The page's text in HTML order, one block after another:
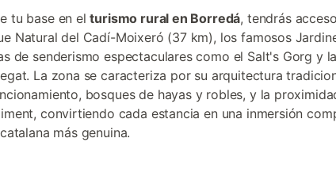
tu base en elturismo rural en Borredá, tendrás
Natural del Cadí-Moixeró (37 km), los famosos
de senderismo espectaculares como el Salt's Gorg y
La zona se caracteriza por su arquitectura
bosques de hayas y robles, y la
convirtiendo cada estancia en una inmersión
más genuina.